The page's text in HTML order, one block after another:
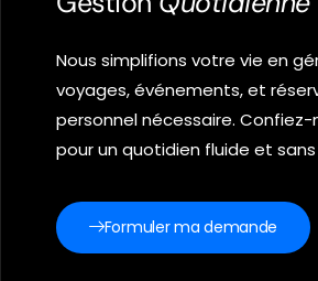
Nous simplifions votre vie en
voyages, événements, et
personnel nécessaire.
pour un quotidien fluide et
Formuler ma demande